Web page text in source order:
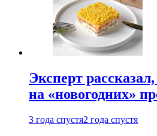
Эксперт
на «новогодних»
3 года спустя2 года спустя